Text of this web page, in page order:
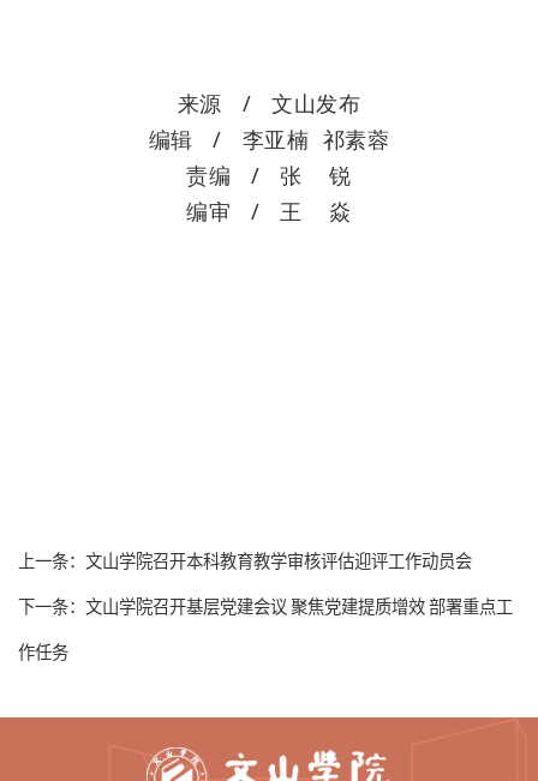
来源 / 文山发布
编辑 / 李亚楠 祁素蓉
责编 / 张 锐
编审 / 王 焱
上一条： 文山学院召开本科教育教学审核评估迎评工作动员会
下一条： 文山学院召开基层党建会议 聚焦党建提质增效 部署重点工
作任务